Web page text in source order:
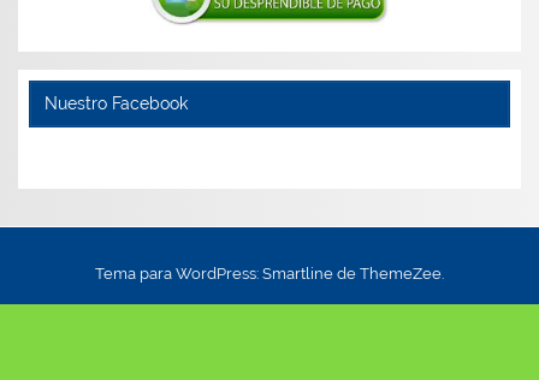
Nuestro Facebook
Tema para WordPress: Smartline de ThemeZee.